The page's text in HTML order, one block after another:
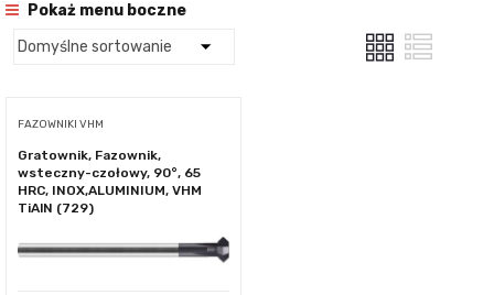
Pokaż menu boczne
FAZOWNIKI VHM
Gratownik, Fazownik,
wsteczny-czołowy, 90°, 65
HRC, INOX,ALUMINIUM, VHM
TiAlN (729)